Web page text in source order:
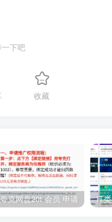
下吧
收藏
夸克网盘20t 会员 申请